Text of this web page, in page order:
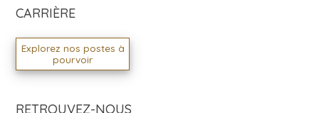
CARRIÈRE
Explorez nos postes à
pourvoir
RETROUVEZ-NOUS